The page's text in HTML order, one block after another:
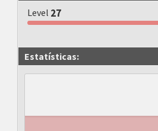
Level 27
Estatísticas: